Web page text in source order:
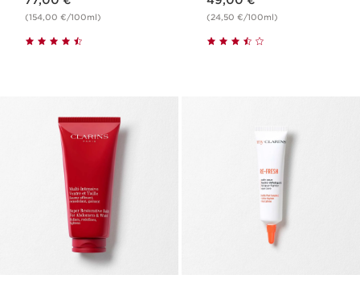
(154,00 €/100ml) (24,50 €/100ml)